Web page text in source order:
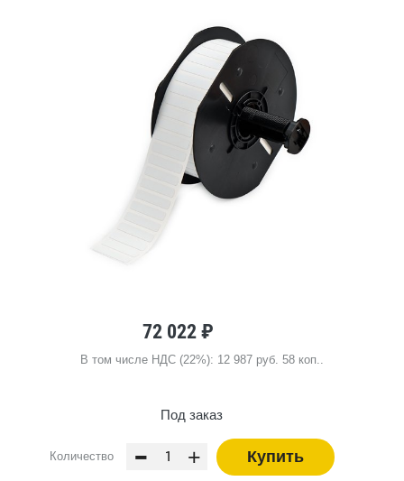
72 022 ₽
В том числе НДС (22%): 12 987 руб. 58 коп..
Под заказ
Количество - + Купить